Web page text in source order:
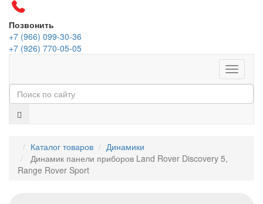
Позвонить
+7 (966) 099-30-36
+7 (926) 770-05-05
Меню
Каталог товаров
Динамики
Динамик панели приборов Land Rover Discovery 5,
Range Rover Sport